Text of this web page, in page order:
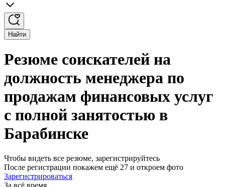
Найти
Резюме соискателей на
должность менеджера по
продажам финансовых услуг
с полной занятостью в
Барабинске
Чтобы видеть все резюме, зарегистрируйтесь
После регистрации покажем ещё 27 и откроем фото
Зарегистрироваться
За всё время